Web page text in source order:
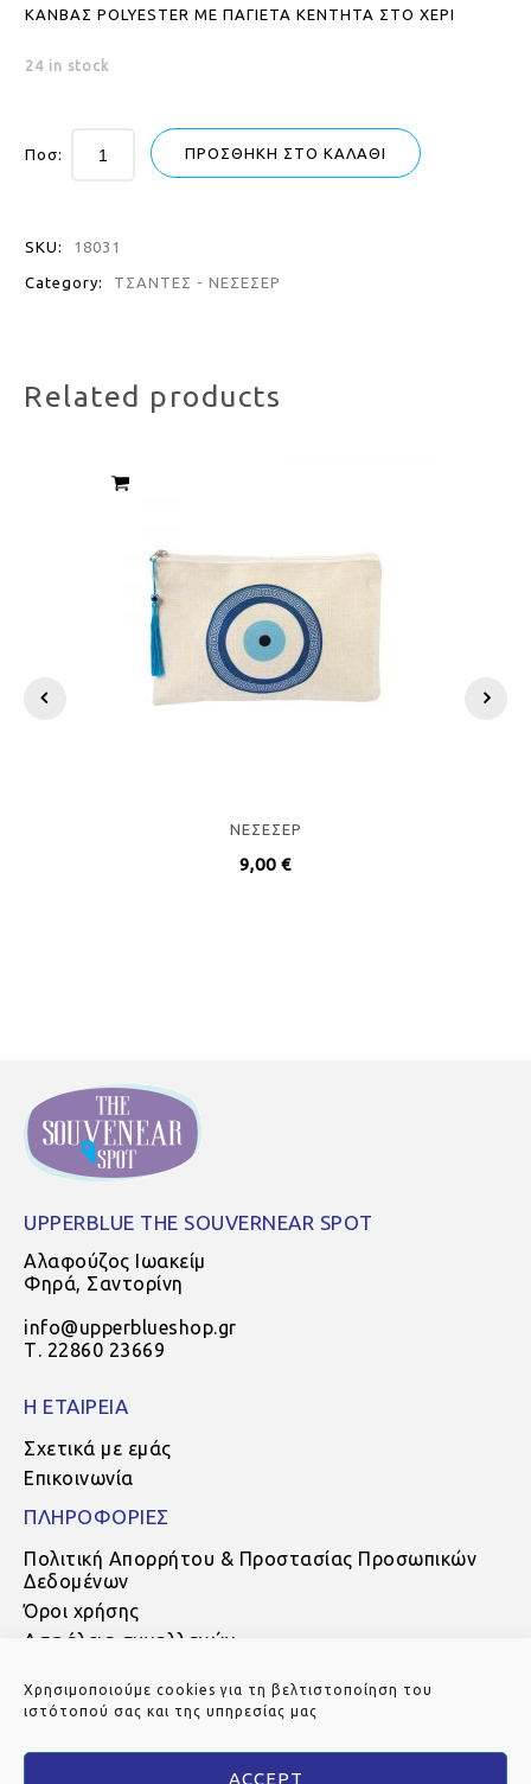
Χρησιμοποιούμε cookies για τη βελτιστοποίηση του
ιστότοπού σας και της υπηρεσίας μας
ACCEPT
ΚΑΝΒΑΣ POLYESTER ΜΕ ΠΑΓΙΕΤΑ ΚΕΝΤΗΤΑ ΣΤΟ ΧΕΡΙ
24 in stock
Ποσ: ΠΡΟΣΘΉΚΗ ΣΤΟ ΚΑΛΆΘΙ
SKU: 18031
Category: ΤΣΑΝΤΕΣ - ΝΕΣΕΣΕΡ
Related products
ΝΕΣΕΣΕΡ
9,00 €
UPPERBLUE THE SOUVERNEAR SPOT
Αλαφούζος Ιωακείμ
Φηρά, Σαντορίνη
info@upperblueshop.gr
Τ. 22860 23669
Η ΕΤΑΙΡΕΙΑ
Σχετικά με εμάς
Επικοινωνία
ΠΛΗΡΟΦΟΡΙΕΣ
Πολιτική Απορρήτου & Προστασίας Προσωπικών
Δεδομένων
Όροι χρήσης
Ασφάλεια συναλλαγών
Τρόποι αποστολής